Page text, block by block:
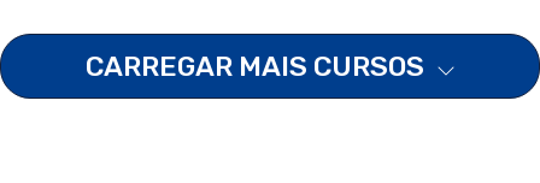
CARREGAR MAIS CURSOS